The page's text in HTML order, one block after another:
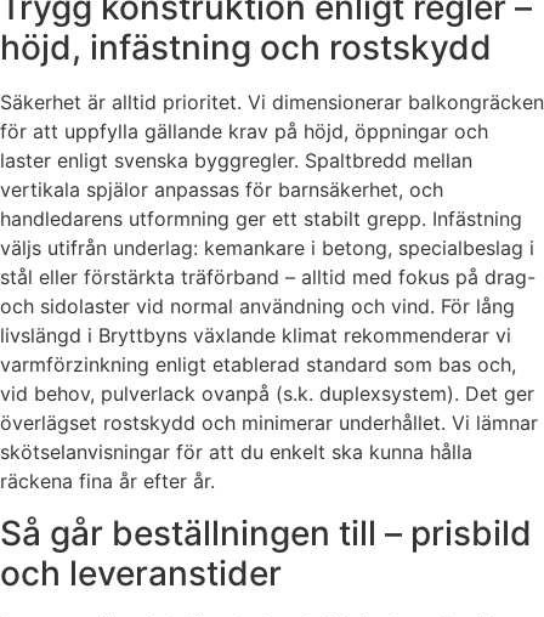
höjd, infästning och rostskydd
Säkerhet är alltid prioritet. Vi dimensionerar balkongräcken
för att uppfylla gällande krav på höjd, öppningar och
laster enligt svenska byggregler. Spaltbredd mellan
vertikala spjälor anpassas för barnsäkerhet, och
handledarens utformning ger ett stabilt grepp. Infästning
väljs utifrån underlag: kemankare i betong, specialbeslag i
stål eller förstärkta träförband – alltid med fokus på drag-
och sidolaster vid normal användning och vind. För lång
livslängd i Bryttbyns växlande klimat rekommenderar vi
varmförzinkning enligt etablerad standard som bas och,
vid behov, pulverlack ovanpå (s.k. duplexsystem). Det ger
överlägset rostskydd och minimerar underhållet. Vi lämnar
skötselanvisningar för att du enkelt ska kunna hålla
räckena fina år efter år.
Så går beställningen till – prisbild
och leveranstider